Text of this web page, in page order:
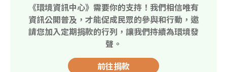
《環境資訊中心》需要你的支持！我們相信唯有
資訊公開普及，才能促成民眾的參與和行動，邀
請您加入定期捐款的行列，讓我們持續為環境發
聲。
前往捐款